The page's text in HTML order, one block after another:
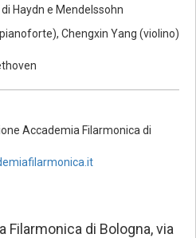
Haydn e Mendelssohn
Chengxin Yang (violino)
Accademia Filarmonica di
Filarmonica di Bologna, via